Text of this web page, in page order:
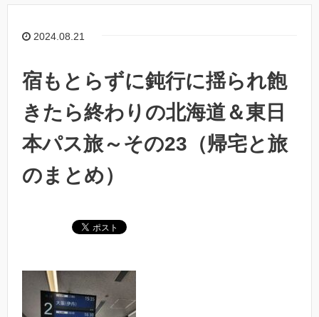
2024.08.21
宿もとらずに鈍行に揺られ飽
きたら終わりの北海道＆東日
本パス旅～その23（帰宅と旅
のまとめ）